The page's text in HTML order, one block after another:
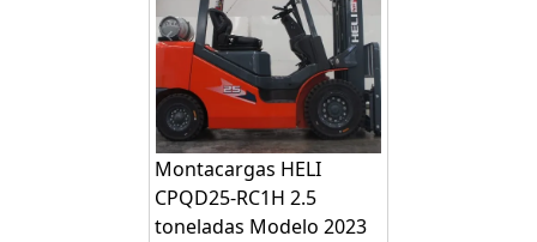
Montacargas HELI
CPQD25-RC1H 2.5
toneladas Modelo 2023